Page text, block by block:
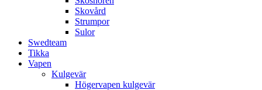
Skovård
Strumpor
Sulor
Swedteam
Tikka
Vapen
Kulgevär
Högervapen kulgevär